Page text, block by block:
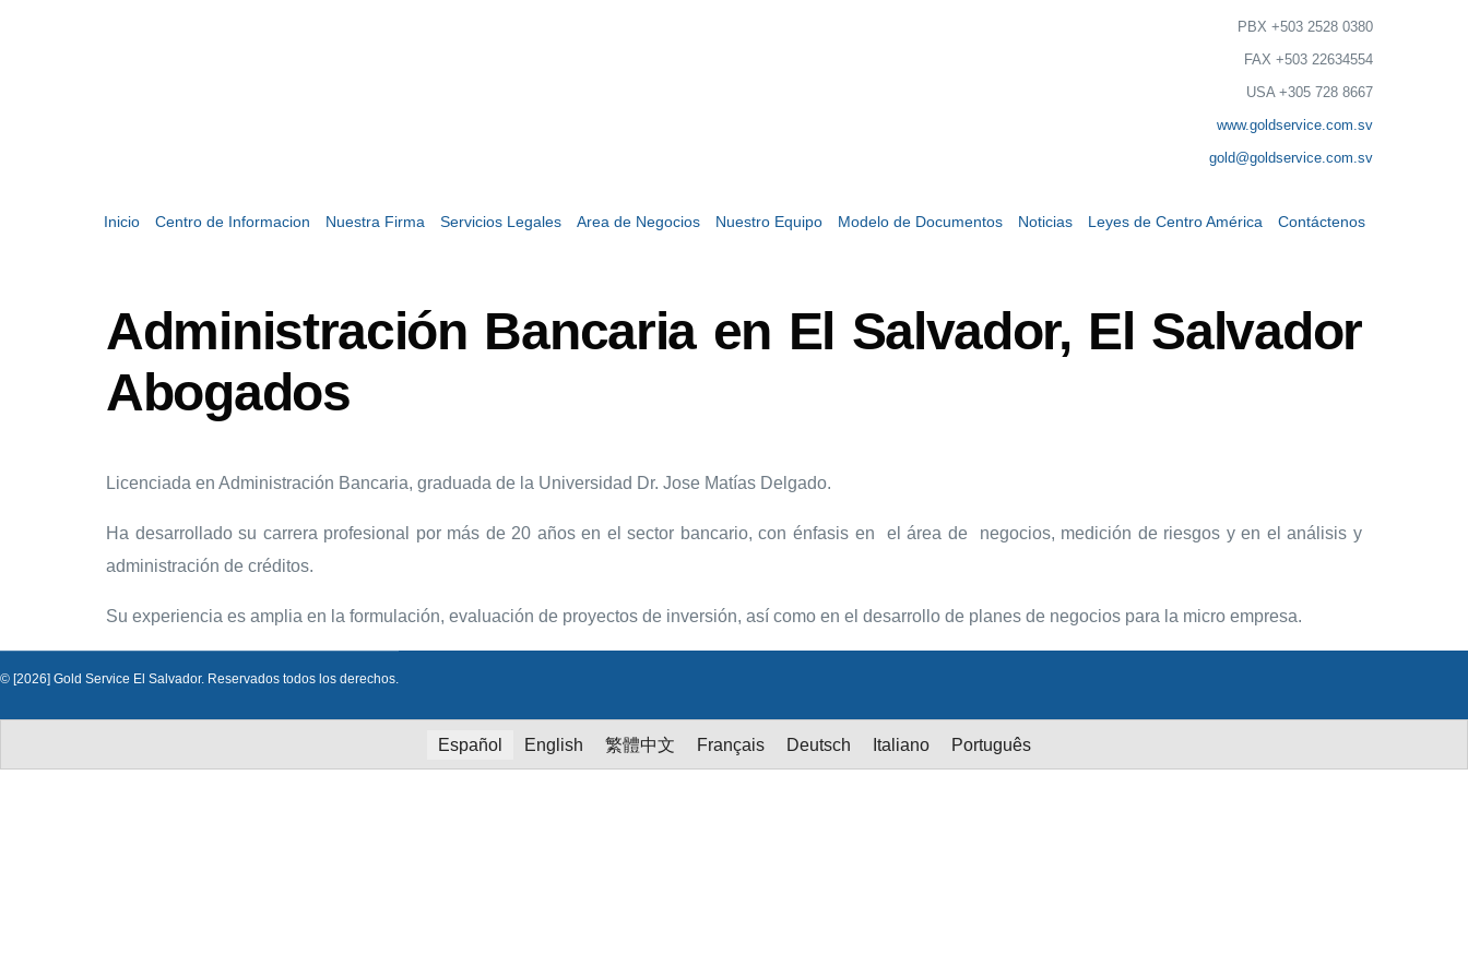
PBX +503 2528 0380
FAX +503 22634554
USA +305 728 8667
www.goldservice.com.sv
gold@goldservice.com.sv
Inicio Centro de Informacion Nuestra Firma Servicios Legales Area de Negocios Nuestro Equipo Modelo de Documentos Noticias Leyes de Centro América Contáctenos
Administración Bancaria en El Salvador, El Salvador
Abogados
Licenciada en Administración Bancaria, graduada de la Universidad Dr. Jose Matías Delgado.
Ha desarrollado su carrera profesional por más de 20 años en el sector bancario, con énfasis en el área de negocios, medición de riesgos y en el análisis y
administración de créditos.
Su experiencia es amplia en la formulación, evaluación de proyectos de inversión, así como en el desarrollo de planes de negocios para la micro empresa.
© [2026] Gold Service El Salvador. Reservados todos los derechos.
Español English 繁體中文 Français Deutsch Italiano Português